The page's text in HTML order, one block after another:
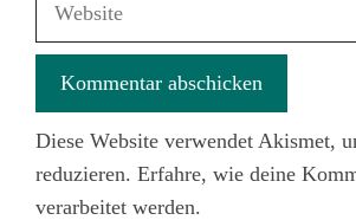
Diese Website verwendet Akismet,
reduzieren. Erfahre, wie deine
verarbeitet werden.